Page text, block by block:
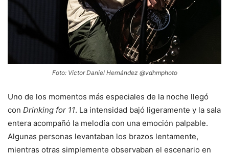
Foto: Víctor Daniel Hernández @vdhmphoto
Uno de los momentos más especiales de la noche llegó
con Drinking for 11. La intensidad bajó ligeramente y la sala
entera acompañó la melodía con una emoción palpable.
Algunas personas levantaban los brazos lentamente,
mientras otras simplemente observaban el escenario en